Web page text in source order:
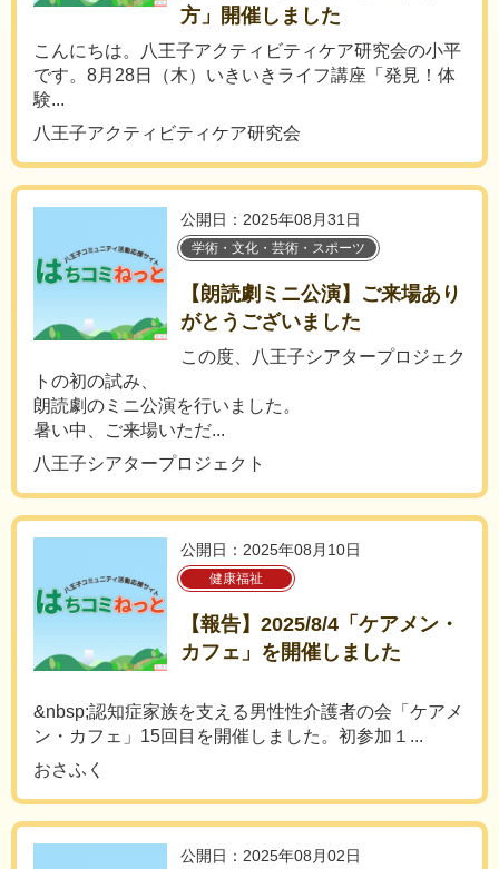
方」開催しました
こんにちは。八王子アクティビティケア研究会の小平
です。8月28日（木）いきいきライフ講座「発見！体
験...
八王子アクティビティケア研究会
公開日：2025年08月31日
学術・文化・芸術・スポーツ
【朗読劇ミニ公演】ご来場あり
がとうございました
この度、八王子シアタープロジェク
トの初の試み、
朗読劇のミニ公演を行いました。
暑い中、ご来場いただ...
八王子シアタープロジェクト
公開日：2025年08月10日
健康福祉
【報告】2025/8/4「ケアメン・
カフェ」を開催しました
&nbsp;認知症家族を支える男性性介護者の会「ケアメ
ン・カフェ」15回目を開催しました。初参加１...
おさふく
公開日：2025年08月02日